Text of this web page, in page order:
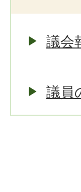
議会
議員